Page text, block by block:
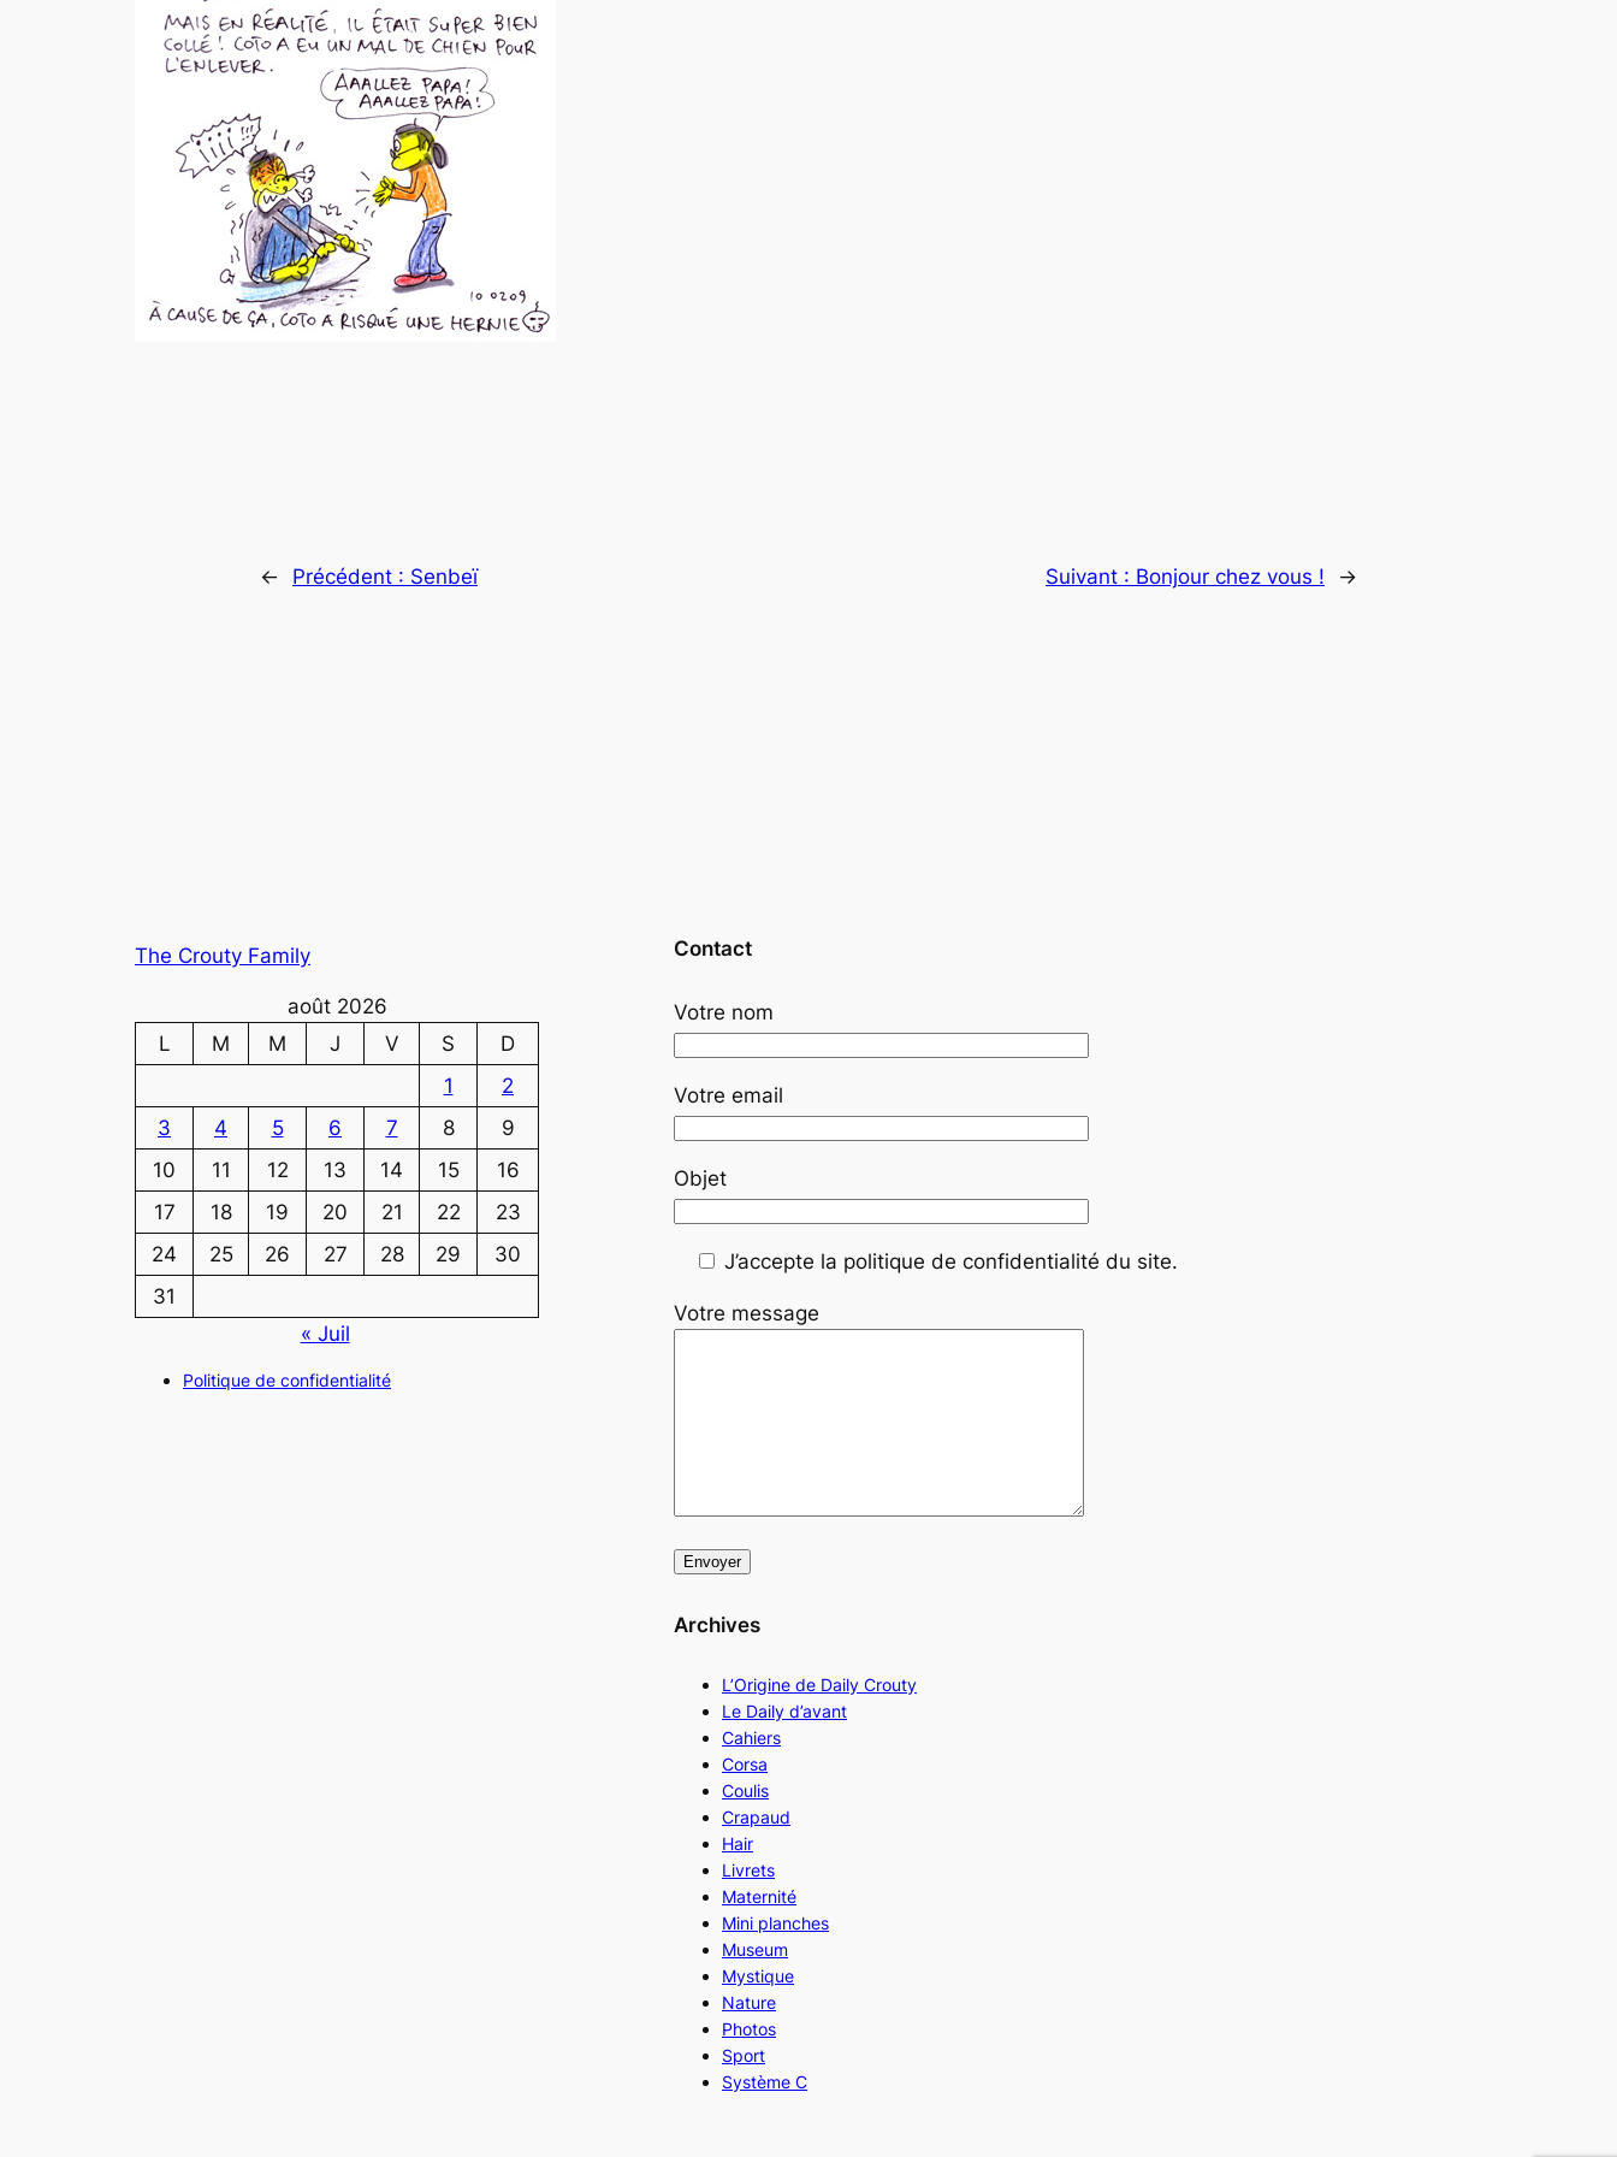
← Précédent : Senbeï Suivant : Bonjour chez vous ! →
The Crouty Family
août 2026
L
M M J V S
D
1
2
3
4 5 6 7 8
9
10
11 12 13 14 15
16
17
18 19 20 21 22
23
24
25 26 27 28 29
30
31
« Juil
Politique de confidentialité
Contact
Votre nom
Votre email
Objet
J’accepte la politique de confidentialité du site.
Votre message
Archives
L’Origine de Daily Crouty
Le Daily d’avant
Cahiers
Corsa
Coulis
Crapaud
Hair
Livrets
Maternité
Mini planches
Museum
Mystique
Nature
Photos
Sport
Système C